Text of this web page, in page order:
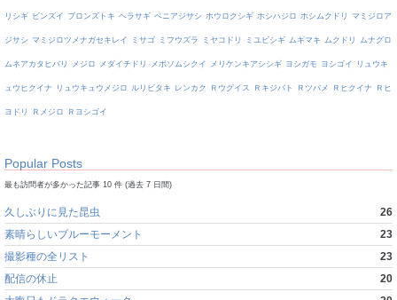
リシギ ビンズイ ブロンズトキ ヘラサギ ベニアジサシ ホウロクシギ ホシハジロ ホシムクドリ マミジロア
ジサシ マミジロツメナガセキレイ ミサゴ ミフウズラ ミヤコドリ ミユビシギ ムギマキ ムクドリ ムナグロ
ムネアカタヒバリ メジロ メダイチドリ メボソムシクイ メリケンキアシシギ ヨシガモ ヨシゴイ リュウキ
ュウヒクイナ リュウキュウメジロ ルリビタキ レンカク Ｒウグイス Ｒキジバト Ｒツバメ Ｒヒクイナ Ｒヒ
ヨドリ Ｒメジロ Ｒヨシゴイ
Popular Posts
最も訪問者が多かった記事 10 件 (過去 7 日間)
久しぶりに見た昆虫
26
素晴らしいブルーモーメント
23
撮影種の全リスト
23
配信の休止
20